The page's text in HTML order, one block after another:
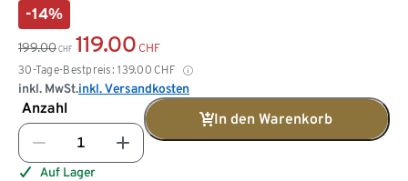
-14%
199.00 CHF 119.00 CHF
30-Tage-Bestpreis: 139.00 CHF
inkl. MwSt.inkl. Versandkosten
Anzahl
In den Warenkorb
Auf Lager